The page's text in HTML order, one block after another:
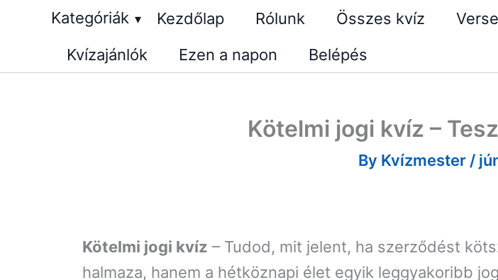
Kategóriák ▾ Kezdőlap Rólunk Összes kvíz
Kvízajánlók
Ezen a napon Belépés
Kötelmi jogi kvíz –
By Kvízmester /
Kötelmi jogi kvíz – Tudod, mit jelent, ha szerződést
halmaza, hanem a hétköznapi élet egyik leggyakoribb